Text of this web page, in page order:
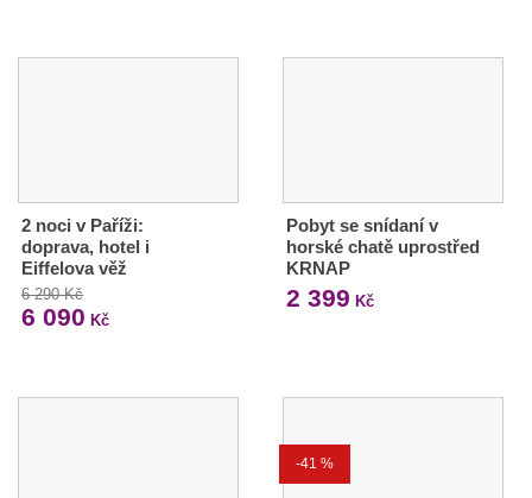
2 noci v Paříži:
doprava, hotel i
Eiffelova věž
6 290 Kč
6 090 Kč
Pobyt se snídaní v
horské chatě uprostřed
KRNAP
2 399 Kč
-41 %